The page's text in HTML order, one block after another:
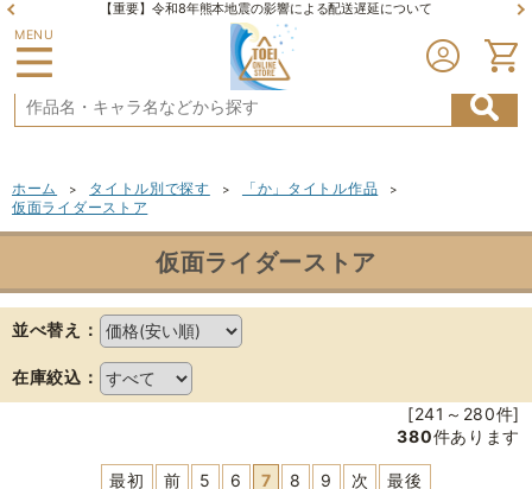
【重要】令和8年熊本地震の影響による配送遅延について
MENU
ホーム > タイトル別で探す > 「か」タイトル作品 >
仮面ライダーストア
仮面ライダーストア
並べ替え：
在庫絞込：
[241～280件]
380件あります
最初 前 5 6 7 8 9 次 最後